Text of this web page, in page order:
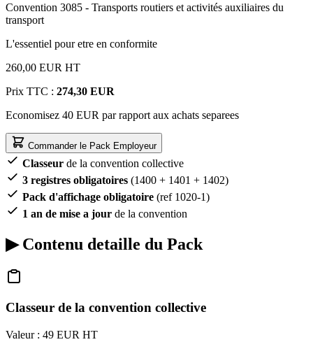
Convention 3085 - Transports routiers et activités auxiliaires du
transport
L'essentiel pour etre en conformite
260,00 EUR HT
Prix TTC : 274,30 EUR
Economisez 40 EUR par rapport aux achats separees
Commander le Pack Employeur
Classeur de la convention collective
3 registres obligatoires (1400 + 1401 + 1402)
Pack d'affichage obligatoire (ref 1020-1)
1 an de mise a jour de la convention
▶Contenu detaille du Pack
Classeur de la convention collective
Valeur : 49 EUR HT